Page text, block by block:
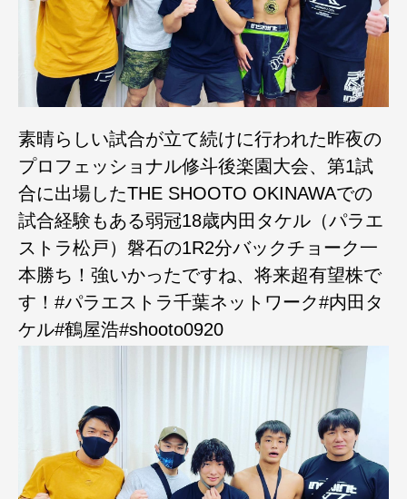
素晴らしい試合が立て続けに行われた昨夜の
プロフェッショナル修斗後楽園大会、第1試
合に出場したTHE SHOOTO OKINAWAでの
試合経験もある弱冠18歳内田タケル（パラエ
ストラ松戸）磐石の1R2分バックチョーク一
本勝ち！強いかったですね、将来超有望株で
す！#パラエストラ千葉ネットワーク#内田タ
ケル#鶴屋浩#shooto0920